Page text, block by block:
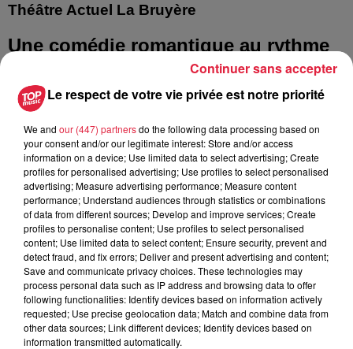
Théâtre Actuel La Bruyère
Une comédie romantique au rythme
effréné et à l’humour décapant,
nommée aux Molières en 2025
Un beau matin, Georges découvre quelque chose d’étrange
: toutes les résidences autour de son nouvel appartement
portent les prénoms de ses ex-compagnes : Villa Christine,
Villa Adriana, Villa Clémentine… Alors qu’il cherche à
élucider ce mystère, voilà qu’une nouvelle construction
s’annonce près de chez lui : Villa Émilie.
Serait-ce un présage ? Le prénom de son prochain amour ?
Le casting est constitué d’acteurs virtuoses (dont certains
sont des habitués du petit ou du grand écran : Plus belle la
vie, Une femme d’honneur, Tu vas rire mais je te quitte). La
mise en scène fait le choix de nous entraîner dans un
Le respect de votre vie privée est notre priorité
We and our (447) partnersdo the following data processing based on
your consent and/or our legitimate interest: Store and/or access
information on a device; Use limited data to select advertising; Create
profiles for personalised advertising; Use profiles to select personalised
advertising; Measure advertising performance; Measure content
performance; Understand audiences through statistics or combinations
of data from different sources; Develop and improve services; Create
profiles to personalise content; Use profiles to select personalised
content; Use limited data to select content; Ensure security, prevent and
detect fraud, and fix errors; Deliver and present advertising and content;
Save and communicate privacy choices. These technologies may
process personal data such as IP address and browsing data to offer
following functionalities: Identify devices based on information actively
requested; Use precise geolocation data; Match and combine data from
other data sources; Link different devices; Identify devices based on
information transmitted automatically.
Continuer sans accepter